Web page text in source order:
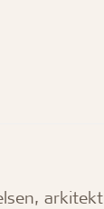
arkitekt